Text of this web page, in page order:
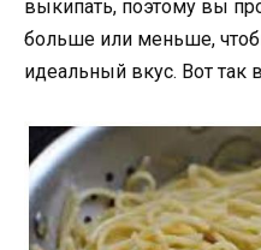
выкипать, поэтому вы
больше или меньше,
идеальный вкус. Вот так